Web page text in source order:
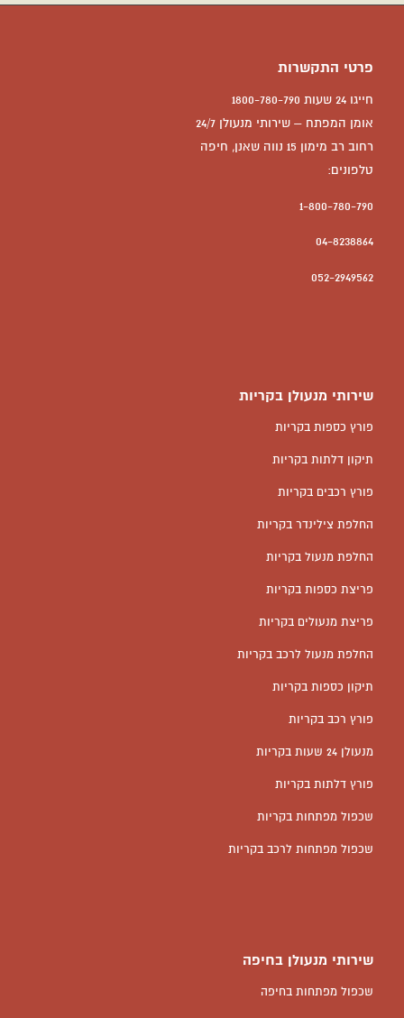
פרטי התקשרות
חייגו 24 שעות 1800-780-790
אומן המפתח – שירותי מנעולן 24/7
רחוב רב מימון 15 נווה שאנן, חיפה
טלפונים:
1-800-780-790
04-8238864
052-2949562
שירותי מנעולן בקריות
פורץ כספות בקריות
תיקון דלתות בקריות
פורץ רכבים בקריות
החלפת צילינדר בקריות
החלפת מנעול בקריות
פריצת כספות בקריות
פריצת מנעולים בקריות
החלפת מנעול לרכב בקריות
תיקון כספות בקריות
פורץ רכב בקריות
מנעולן 24 שעות בקריות
פורץ דלתות בקריות
שכפול מפתחות בקריות
שכפול מפתחות לרכב בקריות
שירותי מנעולן בחיפה
שכפול מפתחות בחיפה